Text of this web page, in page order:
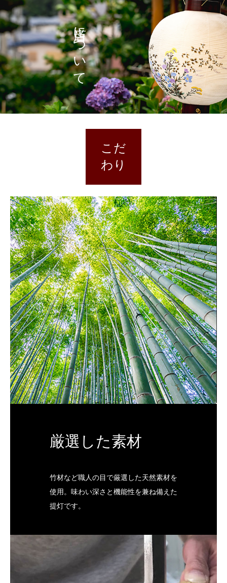
当店について
こだ
わり
厳選した素材
竹材など職人の目で厳選した天然素材を
使用。味わい深さと機能性を兼ね備えた
提灯です。